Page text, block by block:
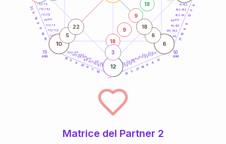
50
anni
60
70
anni
41-42,5
42,5-43,5
43,5-44
46-47,5
47,5-48,5
48,5-49
51-52,5
52,5-53,5
53,5-54
56-57,5
57,5-58,5
58,5-59
61-62,5
62,5-63,5
63,5-64
66-67,5
67,5-68,5
68,5-69
71-72,5
72,5-73,5
73,5-74
76-77,5
77,5-78,5
78,5-79 6
3
12
9
6
15
21
12
6
6
18
21
3
15
19
7
11
22
9
5
15
10
18
8
8
14
6
22
12
10 6
18
9
9
18
3
5
22
6
18
45anni
55anni
65anni
75anni
Matrice del Partner 2